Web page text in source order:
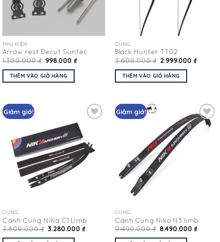
PHỤ KIỆN
Arrow rest Decut Suntec
1.300.000₫ 998.000 ₫
THÊM VÀO GIỎ HÀNG
CUNG
Black Hunter TT02
3.600.000₫ 2.999.000 ₫
THÊM VÀO GIỎ HÀNG
Giảm giá!
wishlist
CUNG
Cánh Cung NiKa C1 Limb
3.800.000₫ 3.280.000 ₫
Giảm giá!
Add
CUNG
Cánh Cung Nika N3 limb
9.490.000₫ 8.490.000 ₫